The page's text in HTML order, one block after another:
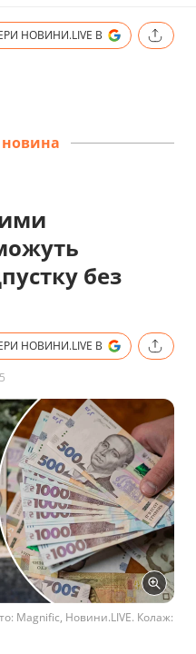
НОВИНИ.LIVE В
новина
без
НОВИНИ.LIVE В
Magnific, Новини.LIVE. Колаж: